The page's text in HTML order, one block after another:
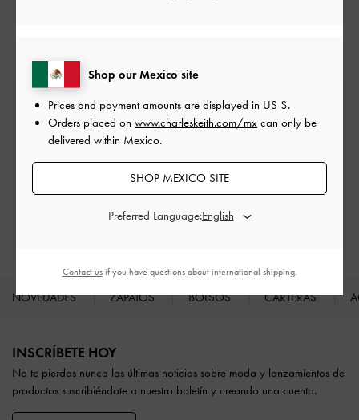
Envío estándar gratuita
En todos los pedidos con gasto mínimo*
Devoluciones fáciles
Dentro de los 30 días posteriores al pedido
Disfruta de beneficios exclusivos
NOVEDADES ZAPATOS BOLSOS CARTERAS
INSCRÍBETE HOY
No te pierdas nunca las últimas noticias sobre moda y lanzamientos de
productos suscribiéndote a nuestro boletín y creando una cuenta.
Shop our Mexico site
Prices and payment amounts are displayed in US $.
Orders placed on www.charleskeith.com/mx can only be
delivered within Mexico.
SHOP MEXICO SITE
Preferred Language:
Contact usif you have questions about international shipping.